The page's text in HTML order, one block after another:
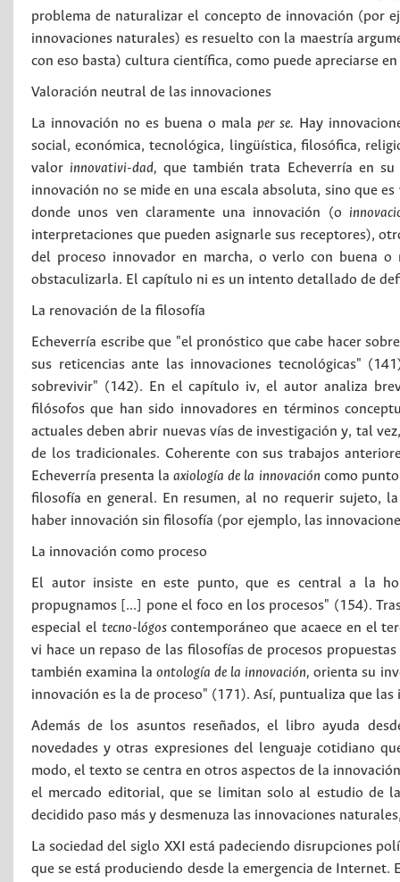
problema de naturalizar el concepto de innovación (por
innovaciones naturales) es resuelto con la maestría
con eso basta) cultura científica, como puede apreciarse
Valoración neutral de las innovaciones
La innovación no es buena o mala per se. Hay
social, económica, tecnológica, lingüística, filosófica,
valor innovativi-dad, que también trata Echeverría en
innovación no se mide en una escala absoluta, sino que
donde unos ven claramente una innovación (o
interpretaciones que pueden asignarle sus receptores),
del proceso innovador en marcha, o verlo con buena
obstaculizarla. El capítulo ni es un intento detallado de
La renovación de la filosofía
Echeverría escribe que "el pronóstico que cabe hacer
sus reticencias ante las innovaciones tecnológicas"
sobrevivir" (142). En el capítulo iv, el autor analiza
filósofos que han sido innovadores en términos
actuales deben abrir nuevas vías de investigación y, tal
de los tradicionales. Coherente con sus trabajos
Echeverría presenta laaxiología de la innovación como
filosofía en general. En resumen, al no requerir sujeto,
haber innovación sin filosofía (por ejemplo, las
La innovación como proceso
El autor insiste en este punto, que es central a la
propugnamos [...] pone el foco en los procesos" (154).
especial el tecno-lógoscontemporáneo que acaece en el
vi hace un repaso de las filosofías de procesos
también examina laontología de la innovación, orienta su
innovación es la de proceso" (171). Así, puntualiza que
Además de los asuntos reseñados, el libro ayuda
novedades y otras expresiones del lenguaje cotidiano
modo, el texto se centra en otros aspectos de la
el mercado editorial, que se limitan solo al estudio de
decidido paso más y desmenuza las innovaciones
La sociedad del siglo XXI está padeciendo disrupciones
que se está produciendo desde la emergencia de